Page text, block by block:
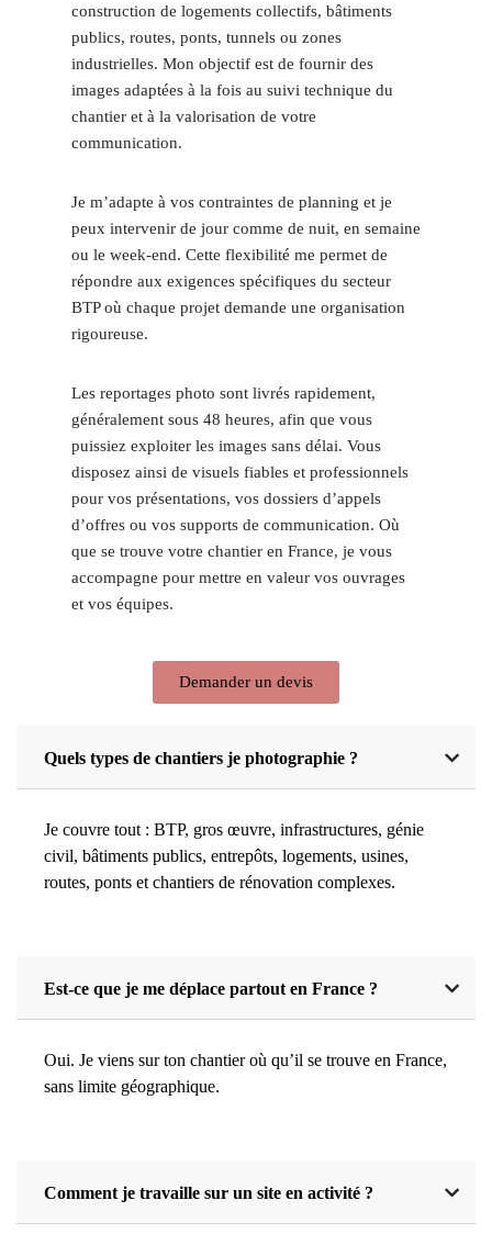
construction de logements collectifs, bâtiments
publics, routes, ponts, tunnels ou zones
industrielles. Mon objectif est de fournir des
images adaptées à la fois au suivi technique du
chantier et à la valorisation de votre
communication.
Je m’adapte à vos contraintes de planning et je
peux intervenir de jour comme de nuit, en semaine
ou le week-end. Cette flexibilité me permet de
répondre aux exigences spécifiques du secteur
BTP où chaque projet demande une organisation
rigoureuse.
Les reportages photo sont livrés rapidement,
généralement sous 48 heures, afin que vous
puissiez exploiter les images sans délai. Vous
disposez ainsi de visuels fiables et professionnels
pour vos présentations, vos dossiers d’appels
d’offres ou vos supports de communication. Où
que se trouve votre chantier en France, je vous
accompagne pour mettre en valeur vos ouvrages
et vos équipes.
Demander un devis
Quels types de chantiers je photographie ?
Je couvre tout : BTP, gros œuvre, infrastructures, génie
civil, bâtiments publics, entrepôts, logements, usines,
routes, ponts et chantiers de rénovation complexes.
Est-ce que je me déplace partout en France ?
Oui. Je viens sur ton chantier où qu’il se trouve en France,
sans limite géographique.
Comment je travaille sur un site en activité ?